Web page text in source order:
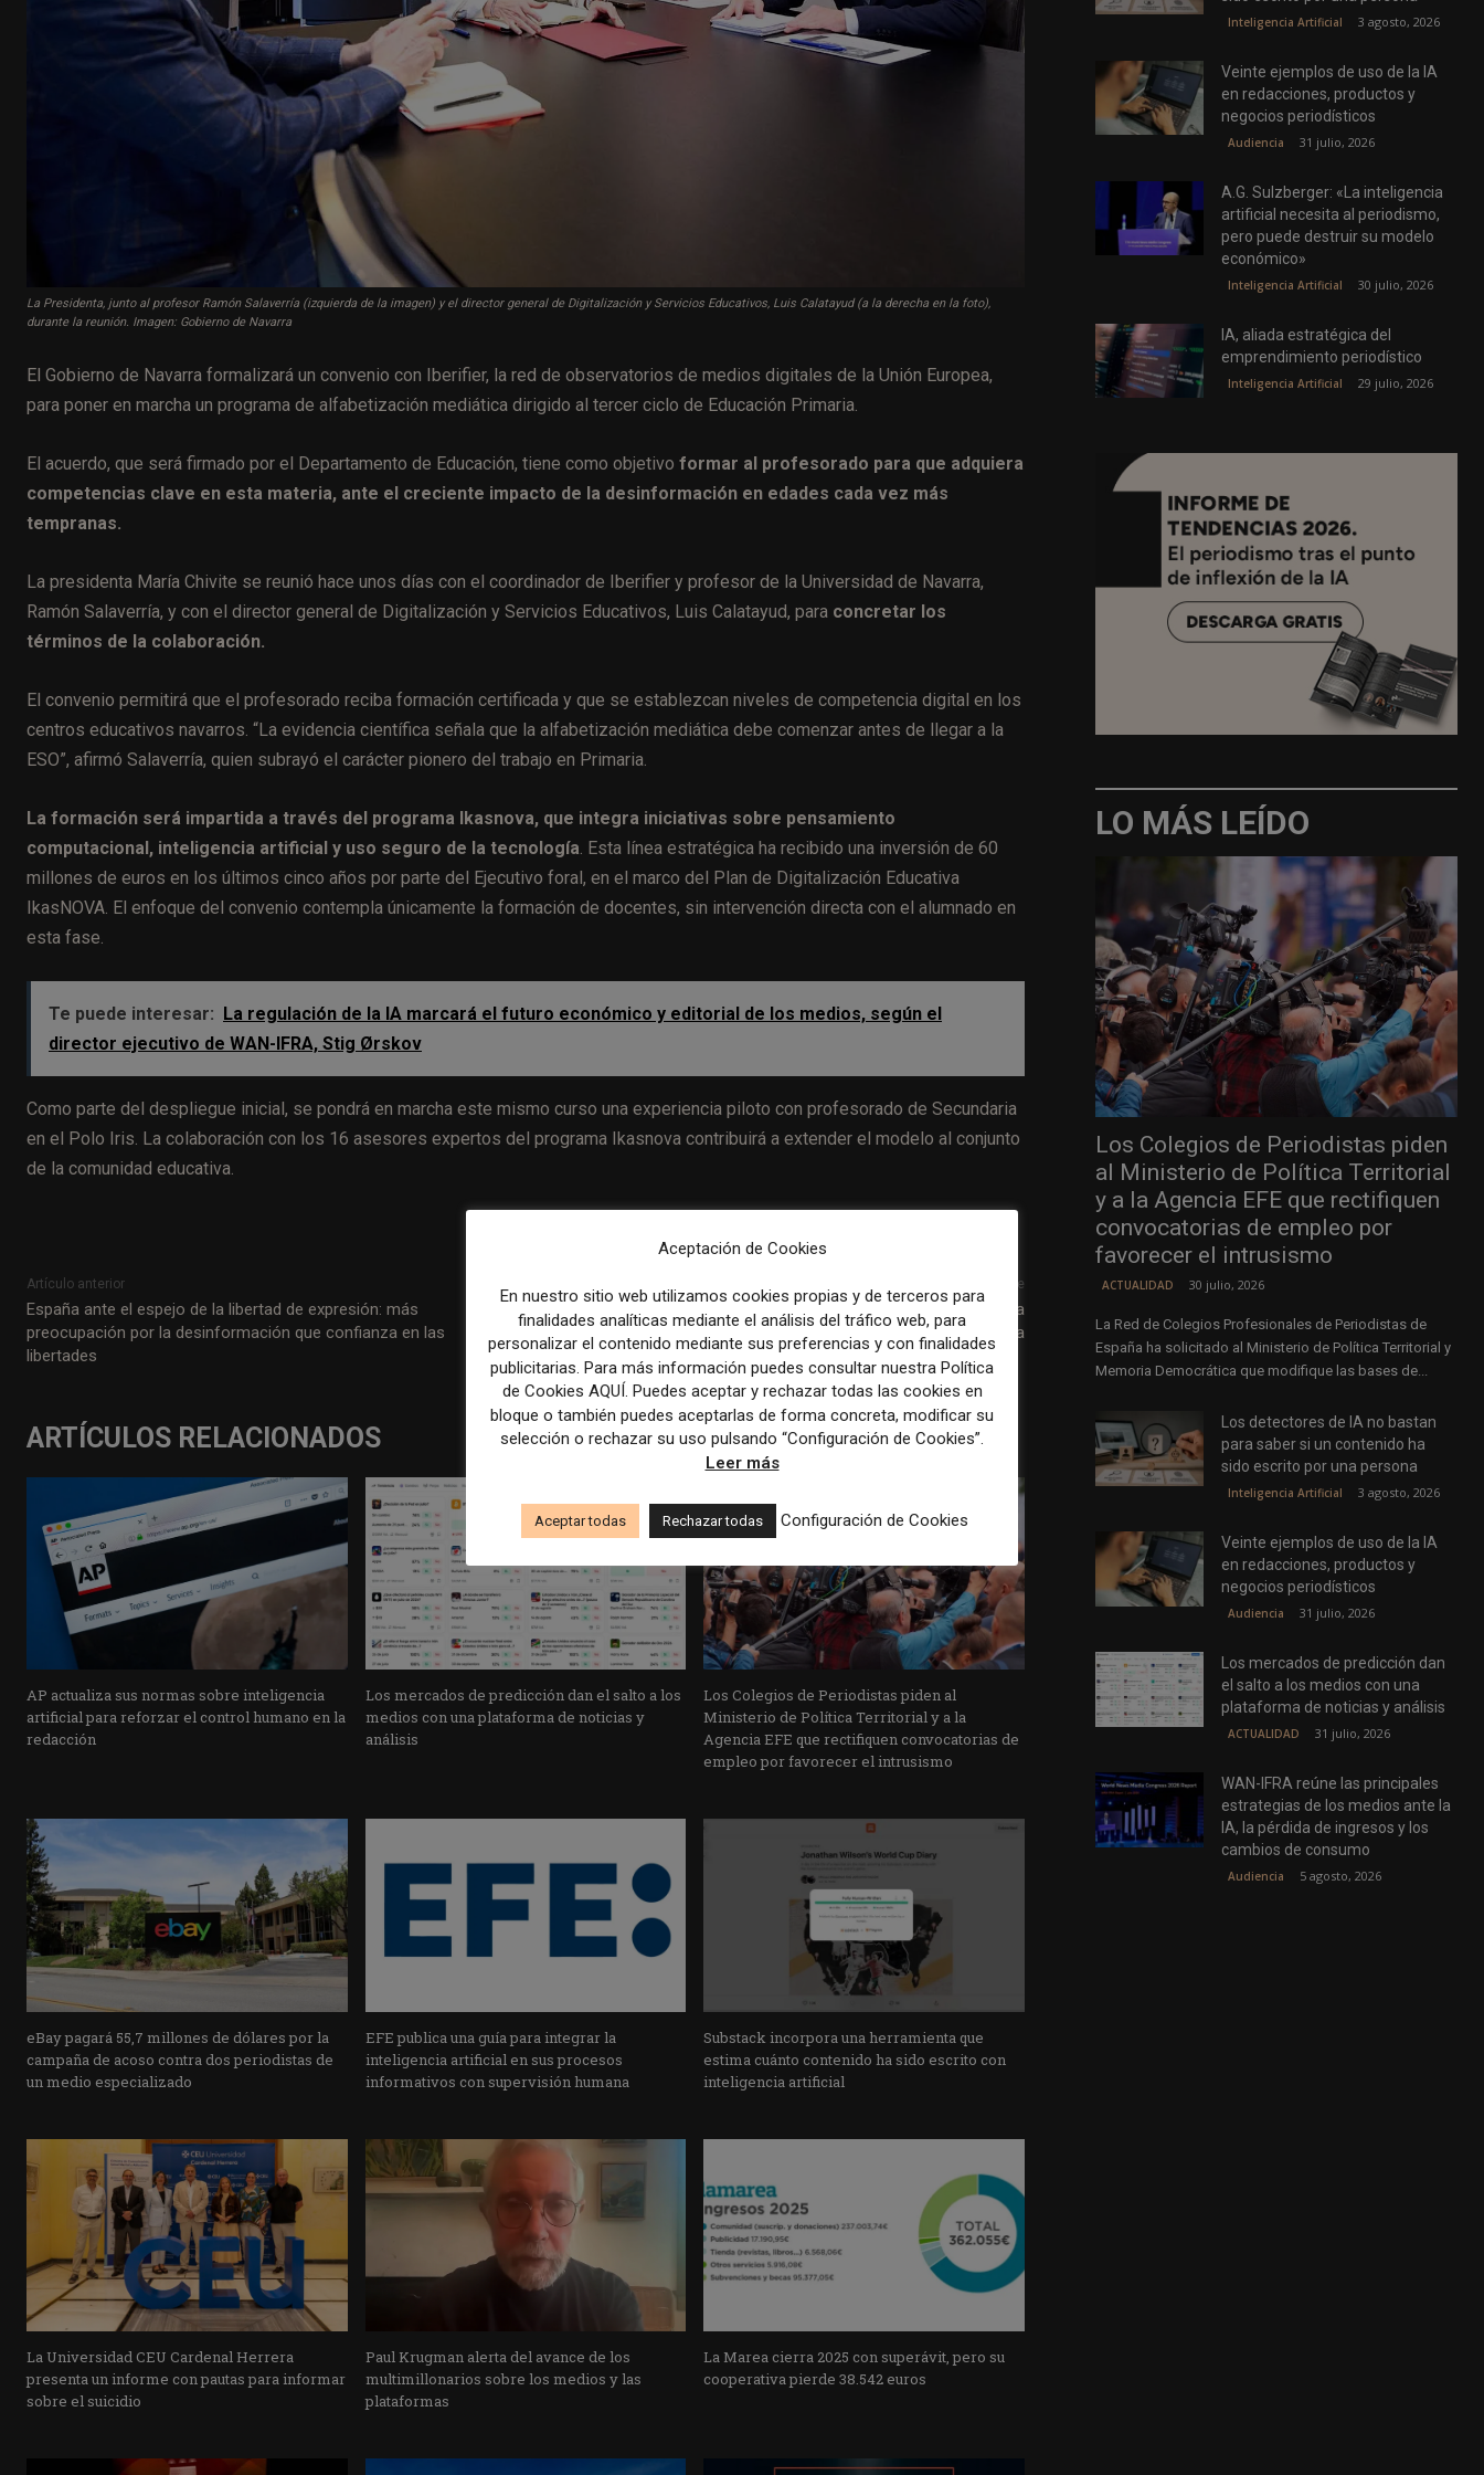
La Presidenta, junto al profesor Ramón Salaverría (izquierda de la imagen) y el director general de Digitalización y Servicios Educativos, Luis Calatayud (a la derecha en la foto),
durante la reunión. Imagen: Gobierno de Navarra
El Gobierno de Navarra formalizará un convenio con Iberifier, la red de observatorios de medios digitales de la Unión Europea,
para poner en marcha un programa de alfabetización mediática dirigido al tercer ciclo de Educación Primaria.
El acuerdo, que será firmado por el Departamento de Educación, tiene como objetivo formar al profesorado para que adquiera
competencias clave en esta materia, ante el creciente impacto de la desinformación en edades cada vez más
tempranas.
La presidenta María Chivite se reunió hace unos días con el coordinador de Iberifier y profesor de la Universidad de Navarra,
Ramón Salaverría, y con el director general de Digitalización y Servicios Educativos, Luis Calatayud, para concretar los
términos de la colaboración.
El convenio permitirá que el profesorado reciba formación certificada y que se establezcan niveles de competencia digital en los
centros educativos navarros. “La evidencia científica señala que la alfabetización mediática debe comenzar antes de llegar a la
ESO”, afirmó Salaverría, quien subrayó el carácter pionero del trabajo en Primaria.
La formación será impartida a través del programa Ikasnova, que integra iniciativas sobre pensamiento
computacional, inteligencia artificial y uso seguro de la tecnología. Esta línea estratégica ha recibido una inversión de 60
millones de euros en los últimos cinco años por parte del Ejecutivo foral, en el marco del Plan de Digitalización Educativa
IkasNOVA. El enfoque del convenio contempla únicamente la formación de docentes, sin intervención directa con el alumnado en
esta fase.
Te puede interesar: La regulación de la IA marcará el futuro económico y editorial de los medios, según el
director ejecutivo de WAN-IFRA, Stig Ørskov
Como parte del despliegue inicial, se pondrá en marcha este mismo curso una experiencia piloto con profesorado de Secundaria
en el Polo Iris. La colaboración con los 16 asesores expertos del programa Ikasnova contribuirá a extender el modelo al conjunto
de la comunidad educativa.
Artículo anterior
España ante el espejo de la libertad de expresión: más
preocupación por la desinformación que confianza en las
libertades
Artículo siguiente
El Colegio de Periodistas pide que la titulación sea requisito para
optar a plazas públicas en comunicación en Andalucía
ARTÍCULOS RELACIONADOS
AP actualiza sus normas sobre inteligencia
artificial para reforzar el control humano en la
redacción
Los mercados de predicción dan el salto a los
medios con una plataforma de noticias y
análisis
Los Colegios de Periodistas piden al
Ministerio de Política Territorial y a la
Agencia EFE que rectifiquen convocatorias de
empleo por favorecer el intrusismo
eBay pagará 55,7 millones de dólares por la
campaña de acoso contra dos periodistas de
un medio especializado
EFE publica una guía para integrar la
inteligencia artificial en sus procesos
informativos con supervisión humana
Substack incorpora una herramienta que
estima cuánto contenido ha sido escrito con
inteligencia artificial
La Universidad CEU Cardenal Herrera
presenta un informe con pautas para informar
sobre el suicidio
Paul Krugman alerta del avance de los
multimillonarios sobre los medios y las
plataformas
La Marea cierra 2025 con superávit, pero su
cooperativa pierde 38.542 euros
Inteligencia Artificial 3 agosto, 2026
Veinte ejemplos de uso de la IA
en redacciones, productos y
negocios periodísticos
Audiencia 31 julio, 2026
A.G. Sulzberger: «La inteligencia
artificial necesita al periodismo,
pero puede destruir su modelo
económico»
Inteligencia Artificial 30 julio, 2026
IA, aliada estratégica del
emprendimiento periodístico
Inteligencia Artificial 29 julio, 2026
LO MÁS LEÍDO
Los Colegios de Periodistas piden
al Ministerio de Política Territorial
y a la Agencia EFE que rectifiquen
convocatorias de empleo por
favorecer el intrusismo
ACTUALIDAD 30 julio, 2026
La Red de Colegios Profesionales de Periodistas de
España ha solicitado al Ministerio de Política Territorial y
Memoria Democrática que modifique las bases de...
Los detectores de IA no bastan
para saber si un contenido ha
sido escrito por una persona
Inteligencia Artificial 3 agosto, 2026
Veinte ejemplos de uso de la IA
en redacciones, productos y
negocios periodísticos
Audiencia 31 julio, 2026
Los mercados de predicción dan
el salto a los medios con una
plataforma de noticias y análisis
ACTUALIDAD 31 julio, 2026
WAN-IFRA reúne las principales
estrategias de los medios ante la
IA, la pérdida de ingresos y los
cambios de consumo
Audiencia 5 agosto, 2026
Aceptación de Cookies
En nuestro sitio web utilizamos cookies propias y de terceros para
finalidades analíticas mediante el análisis del tráfico web, para
personalizar el contenido mediante sus preferencias y con finalidades
publicitarias. Para más información puedes consultar nuestra Política
de Cookies AQUÍ. Puedes aceptar y rechazar todas las cookies en
bloque o también puedes aceptarlas de forma concreta, modificar su
selección o rechazar su uso pulsando “Configuración de Cookies”.
Leer más
Aceptar todas Rechazar todas Configuración de Cookies